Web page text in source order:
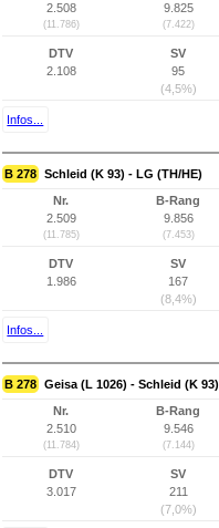
2.508
(11.786)
9.825
(7.422)
DTV
2.108
SV
95
(4,5%)
Infos...
B 278 Schleid (K 93) - LG (TH/HE)
Nr.
2.509
(11.785)
B-Rang
9.856
(7.453)
DTV
1.986
SV
167
(8,4%)
Infos...
B 278 Geisa (L 1026) - Schleid (K 93)
Nr.
2.510
(11.784)
B-Rang
9.546
(7.144)
DTV
3.017
SV
211
(7,0%)